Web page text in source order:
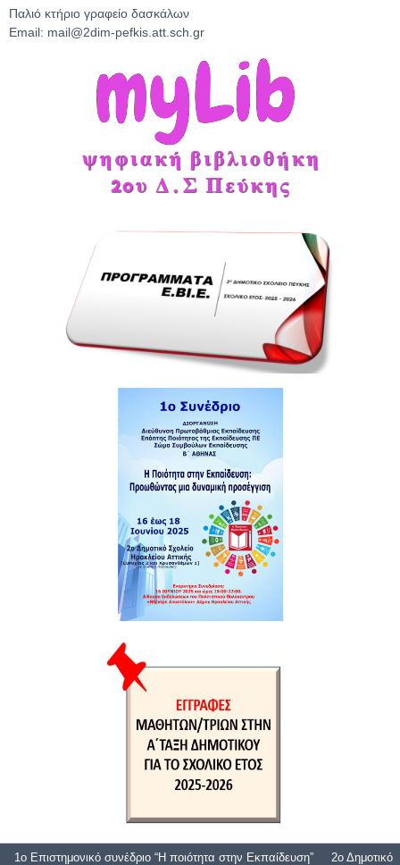
Παλιό κτήριο γραφείο δασκάλων
Email: mail@2dim-pefkis.att.sch.gr
1ο Επιστημονικό συνέδριο “Η ποιότητα στην Εκπαίδευση” 2ο Δημοτικό